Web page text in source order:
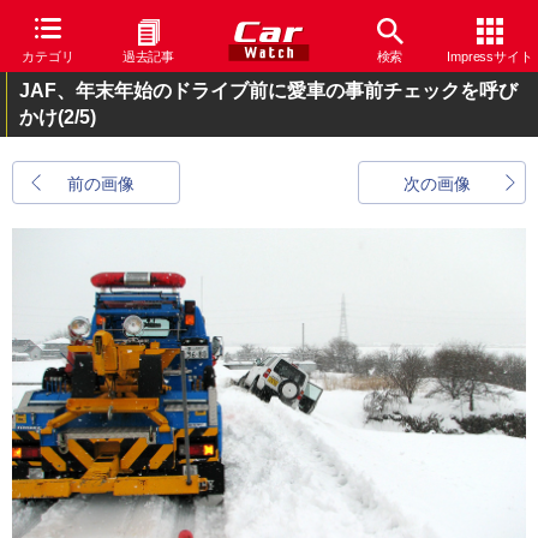
カテゴリ 過去記事 検索 Impressサイト
JAF、年末年始のドライブ前に愛車の事前チェックを呼び
かけ(2/5)
前の画像 次の画像